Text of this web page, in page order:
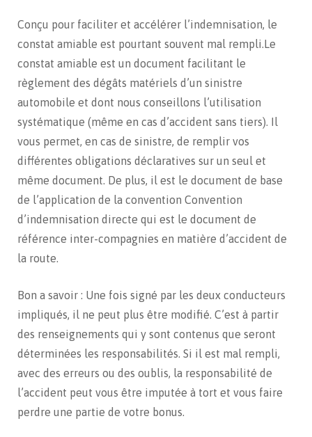
Conçu pour faciliter et accélérer l’indemnisation, le
constat amiable est pourtant souvent mal rempli.Le
constat amiable est un document facilitant le
règlement des dégâts matériels d’un sinistre
automobile et dont nous conseillons l’utilisation
systématique (même en cas d’accident sans tiers). Il
vous permet, en cas de sinistre, de remplir vos
différentes obligations déclaratives sur un seul et
même document. De plus, il est le document de base
de l’application de la convention Convention
d’indemnisation directe qui est le document de
référence inter-compagnies en matière d’accident de
la route.
Bon a savoir : Une fois signé par les deux conducteurs
impliqués, il ne peut plus être modifié. C’est à partir
des renseignements qui y sont contenus que seront
déterminées les responsabilités. Si il est mal rempli,
avec des erreurs ou des oublis, la responsabilité de
l’accident peut vous être imputée à tort et vous faire
perdre une partie de votre bonus.